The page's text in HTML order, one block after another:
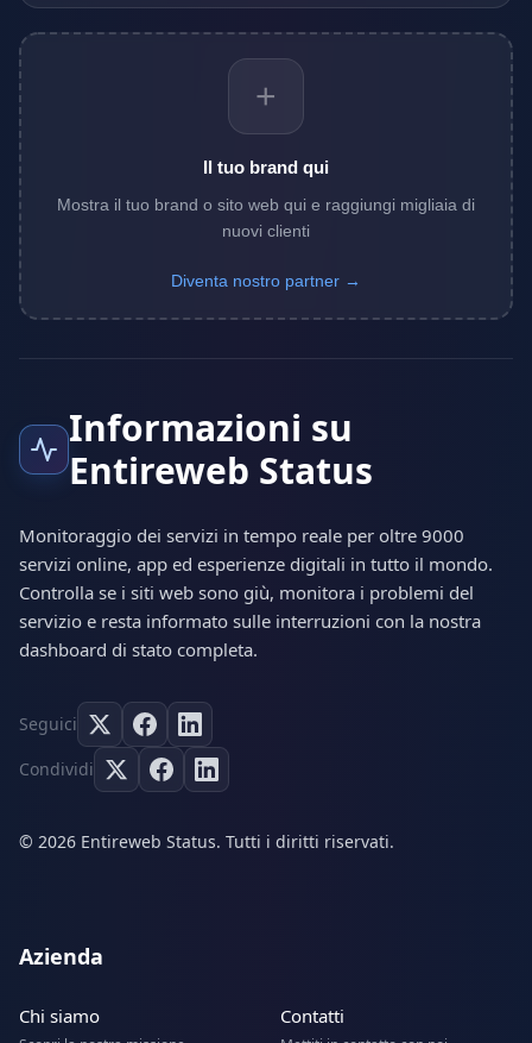
+
Il tuo brand qui
Mostra il tuo brand o sito web qui e raggiungi migliaia di
nuovi clienti
Diventa nostro partner →
Informazioni su
Entireweb Status
Monitoraggio dei servizi in tempo reale per oltre 9000
servizi online, app ed esperienze digitali in tutto il mondo.
Controlla se i siti web sono giù, monitora i problemi del
servizio e resta informato sulle interruzioni con la nostra
dashboard di stato completa.
Seguici
Condividi
© 2026 Entireweb Status. Tutti i diritti riservati.
Azienda
Chi siamo Contatti